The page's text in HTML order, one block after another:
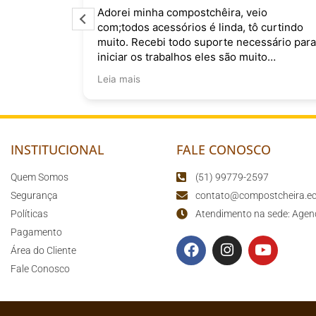
é linda, tô curtindo
necessário para
O pessoal do posto me
ótimo para pernoitar Obrigada
INSTITUCIONAL
Quem Somos
Segurança
Políticas
Pagamento
Área do Cliente
Fale Conosco
FALE CONOSCO
(51) 99779-2597
Atendimento na sede: